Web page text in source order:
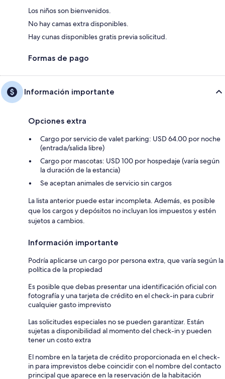
Los niños son bienvenidos.
No hay camas extra disponibles.
Hay cunas disponibles gratis previa solicitud.
Formas de pago
Información importante
Opciones extra
Cargo por servicio de valet parking: USD 64.00 por noche
(entrada/salida libre)
Cargo por mascotas: USD 100 por hospedaje (varía según
la duración de la estancia)
Se aceptan animales de servicio sin cargos
La lista anterior puede estar incompleta. Además, es posible
que los cargos y depósitos no incluyan los impuestos y estén
sujetos a cambios.
Información importante
Podría aplicarse un cargo por persona extra, que varía según la
política de la propiedad
Es posible que debas presentar una identificación oficial con
fotografía y una tarjeta de crédito en el check-in para cubrir
cualquier gasto imprevisto
Las solicitudes especiales no se pueden garantizar. Están
sujetas a disponibilidad al momento del check-in y pueden
tener un costo extra
El nombre en la tarjeta de crédito proporcionada en el check-
in para imprevistos debe coincidir con el nombre del contacto
principal que aparece en la reservación de la habitación